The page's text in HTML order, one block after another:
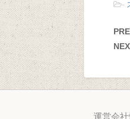
-
運営会社